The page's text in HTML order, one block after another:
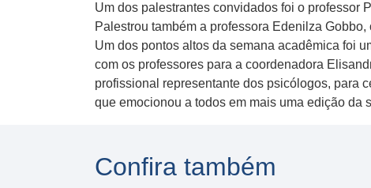
Um dos palestrantes convidados foi o professor
Palestrou também a professora Edenilza
Um dos pontos altos da semana acadêmica foi
com os professores para a coordenadora
profissional representante dos psicólogos, para
que emocionou a todos em mais uma edição da
Confira também